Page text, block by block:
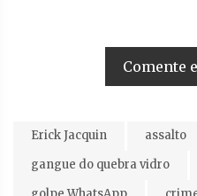
Comente
Erick Jacquin assalto
gangue do quebra vidro